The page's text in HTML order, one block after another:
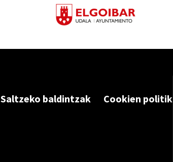
Saltzeko baldintzak Cookien politika